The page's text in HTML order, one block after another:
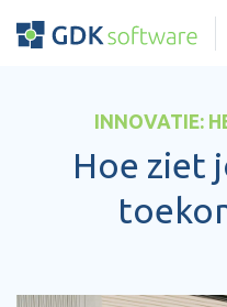
INNOVATIE:
Hoe ziet